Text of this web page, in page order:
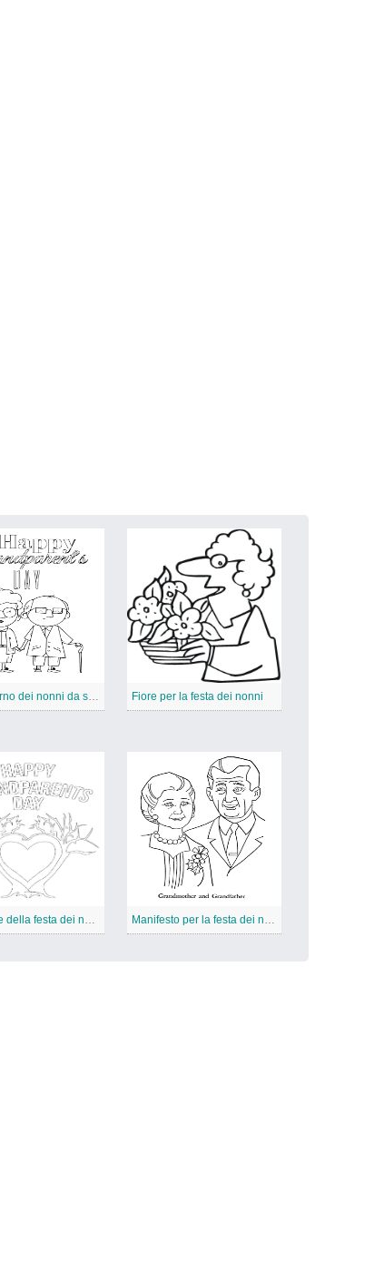
Fiore per la festa dei nonni